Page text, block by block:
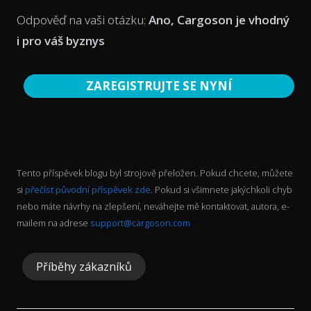
Odpověď na vaši otázku: Ano, Cargoson je vhodný
i pro váš byznys
ZAREGISTRUJTE SE NYNÍ
Tento příspěvek blogu byl strojově přeložen. Pokud chcete, můžete
si přečíst původní příspěvek zde. Pokud si všimnete jakýchkoli chyb
nebo máte návrhy na zlepšení, neváhejte mě kontaktovat, autora, e-
mailem na adrese support@cargoson.com
Příběhy zákazníků